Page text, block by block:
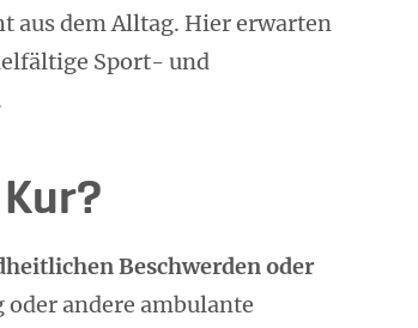
aus dem Alltag. Hier erwarten
Sport- und
Beschwerden oder
andere ambulante